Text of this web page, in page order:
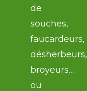
de
souches,
faucardeurs,
désherbeurs,
broyeurs…
ou